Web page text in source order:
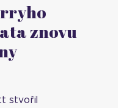
znovu
stvořil